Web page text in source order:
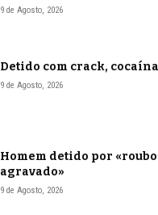
9 de Agosto, 2026
Detido com crack,
9 de Agosto, 2026
Homem detido por «roubo
agravado»
9 de Agosto, 2026